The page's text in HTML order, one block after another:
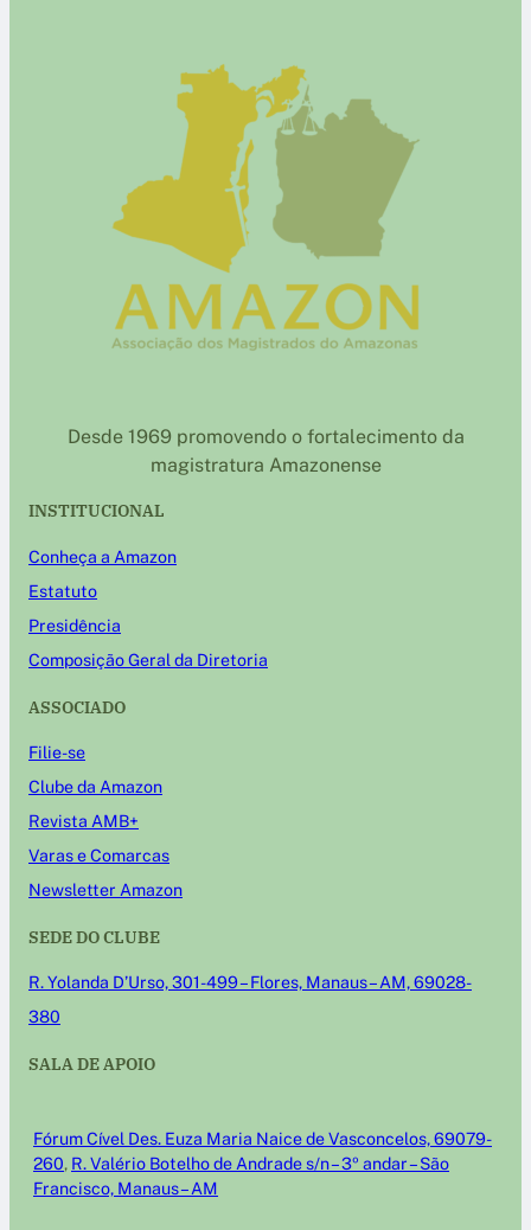
Desde 1969 promovendo o fortalecimento da
magistratura Amazonense
INSTITUCIONAL
Conheça a Amazon
Estatuto
Presidência
Composição Geral da Diretoria
ASSOCIADO
Filie-se
Clube da Amazon
Revista AMB+
Varas e Comarcas
Newsletter Amazon
SEDE DO CLUBE
R. Yolanda D’Urso, 301-499 – Flores, Manaus – AM, 69028-
380
SALA DE APOIO
Fórum Cível Des. Euza Maria Naice de Vasconcelos, 69079-
260, R. Valério Botelho de Andrade s/n – 3º andar – São
Francisco, Manaus – AM